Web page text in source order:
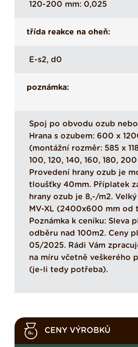
120-200 mm: 0,025
třída reakce na oheň:
E-s2, d0
poznámka:
Spoj po obvodu ozub
Hrana s ozubem: 600 x
(montážní rozměr: 585 x
100, 120, 140, 160, 180,
Provedení hrany ozub je
tloušťky 40mm. Příplatek
hrany ozub je 8,-/m2.
MV-XL (2400x600 mm od
Poznámka k ceníku: Sleva
odběru nad 100m2. Ceny
05/2025. Rádi Vám
na míru včetně veškerého
(je-li tedy potřeba).
CENY VÝROBKŮ